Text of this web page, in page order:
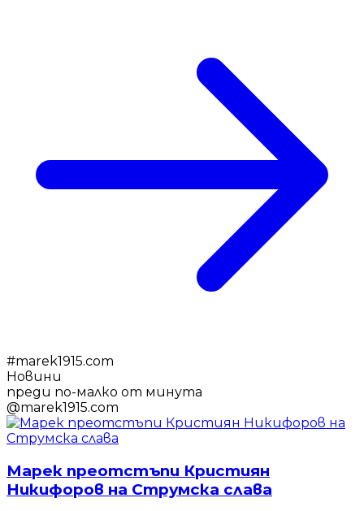
#marek1915.com
Новини
преди по-малко от минута
@marek1915.com
Марек преотстъпи Кристиян
Никифоров на Струмска слава